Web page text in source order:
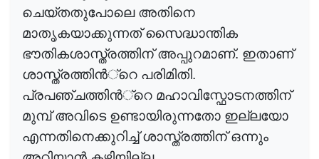
ചെയ്തതുപോലെ അതിനെ
മാതൃകയാക്കുന്നത് സൈദ്ധാന്തിക
ഭൗതികശാസ്ത്രത്തിന് അപ്പുറമാണ്. ഇതാണ്
ശാസ്ത്രത്തിൻ്റെ പരിമിതി.
പ്രപഞ്ചത്തിൻ്റെ മഹാവിസ്ഫോടനത്തിന്
മുമ്പ് അവിടെ ഉണ്ടായിരുന്നതോ ഇല്ലയോ
എന്നതിനെക്കുറിച്ച് ശാസ്ത്രത്തിന് ഒന്നും